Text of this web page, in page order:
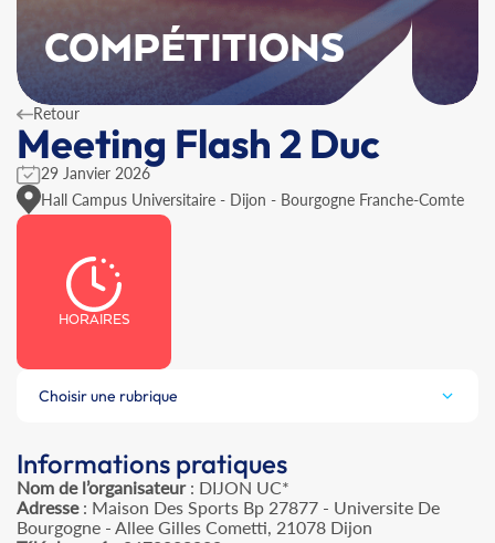
COMPÉTITIONS
Retour
Meeting Flash 2 Duc
29 Janvier 2026
Hall Campus Universitaire - Dijon - Bourgogne Franche-Comte
HORAIRES
Choisir une rubrique
Informations pratiques
Nom de l’organisateur: DIJON UC*
Adresse: Maison Des Sports Bp 27877 - Universite De
Bourgogne - Allee Gilles Cometti, 21078 Dijon